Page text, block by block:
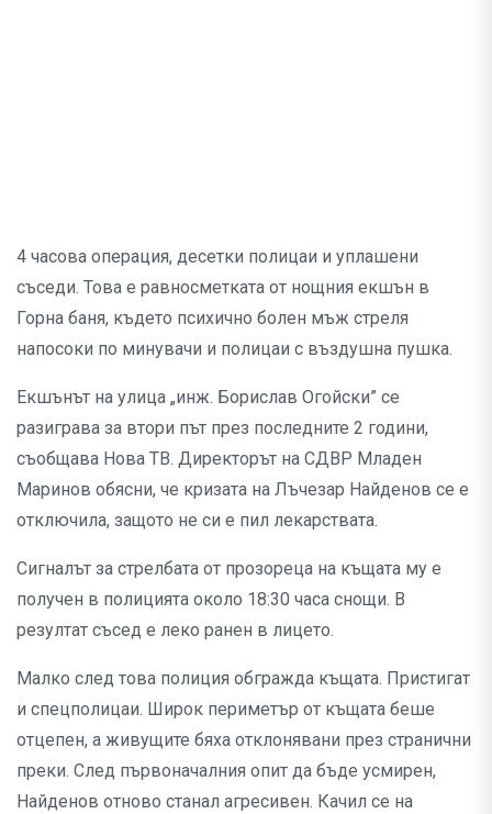
4 часова операция, десетки полицаи и уплашени
съседи. Това е равносметката от нощния екшън в
Горна баня, където психично болен мъж стреля
напосоки по минувачи и полицаи с въздушна пушка.
Екшънът на улица „инж. Борислав Огойски” се
разиграва за втори път през последните 2 години,
съобщава Нова ТВ. Директорът на СДВР Младен
Маринов обясни, че кризата на Лъчезар Найденов се е
отключила, защото не си е пил лекарствата.
Сигналът за стрелбата от прозореца на къщата му е
получен в полицията около 18:30 часа снощи. В
резултат съсед е леко ранен в лицето.
Малко след това полиция обгражда къщата. Пристигат
и спецполицаи. Широк периметър от къщата беше
отцепен, а живущите бяха отклонявани през странични
преки. След първоначалния опит да бъде усмирен,
Найденов отново станал агресивен. Качил се на